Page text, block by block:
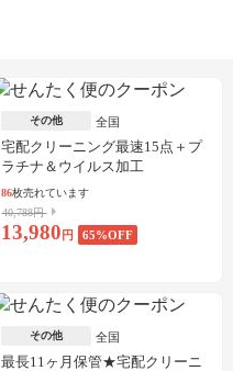
その他 全国
宅配クリーニング最速15点＋プ
ラチナ＆ウイルス加工
86枚売れています
40,788円
13,980 円 65%OFF
その他 全国
最長11ヶ月保管★宅配クリーニ